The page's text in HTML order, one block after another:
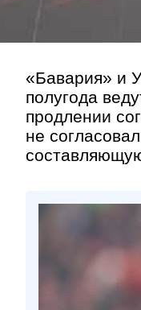
«Бавария» и
полугода
продлении
не